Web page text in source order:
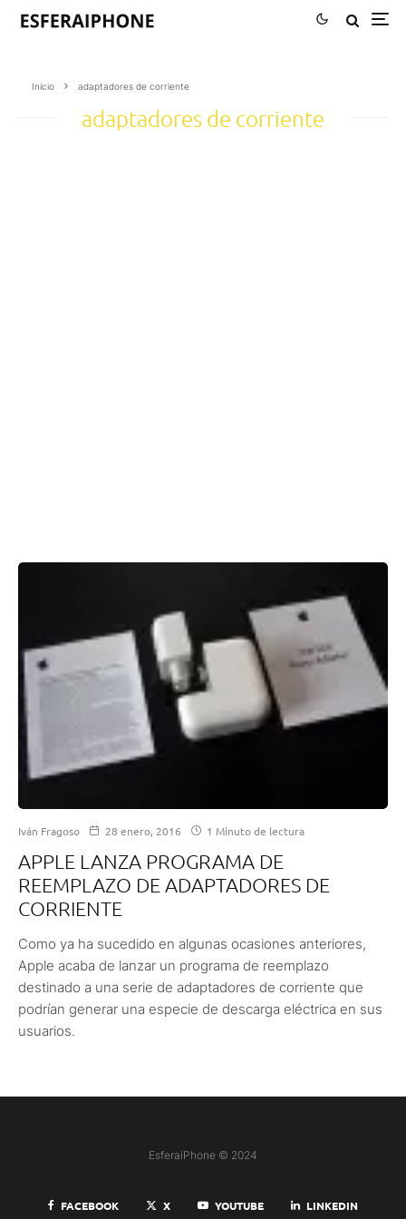
Inicio adaptadores de corriente
adaptadores de corriente
Iván Fragoso 28 enero, 2016 1 Minuto de lectura
APPLE LANZA PROGRAMA DE
REEMPLAZO DE ADAPTADORES DE
CORRIENTE
Como ya ha sucedido en algunas ocasiones anteriores,
Apple acaba de lanzar un programa de reemplazo
destinado a una serie de adaptadores de corriente que
podrían generar una especie de descarga eléctrica en sus
usuarios.
EsferaiPhone © 2024
FACEBOOK X YOUTUBE LINKEDIN